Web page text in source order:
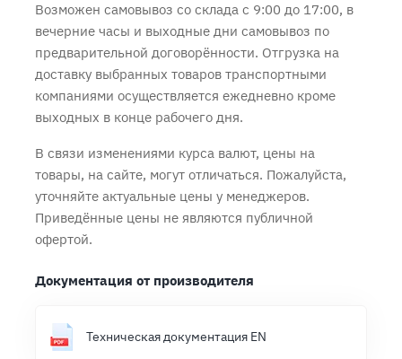
Возможен самовывоз со склада с 9:00 до 17:00, в
вечерние часы и выходные дни самовывоз по
предварительной договорённости. Отгрузка на
доставку выбранных товаров транспортными
компаниями осуществляется ежедневно кроме
выходных в конце рабочего дня.
В связи изменениями курса валют, цены на
товары, на сайте, могут отличаться. Пожалуйста,
уточняйте актуальные цены у менеджеров.
Приведённые цены не являются публичной
офертой.
Документация от производителя
Техническая документация EN